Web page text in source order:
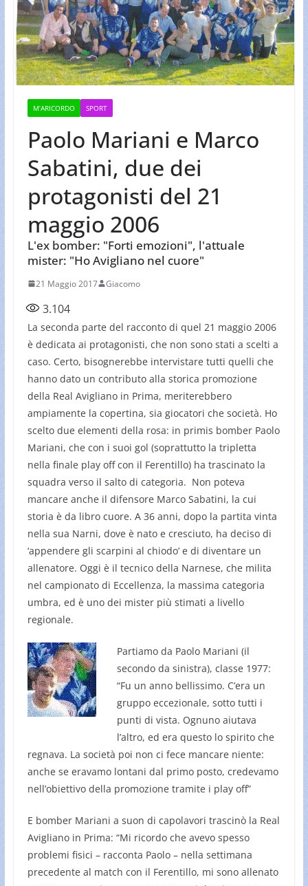
M’ARICORDO SPORT
Paolo Mariani e Marco
Sabatini, due dei
protagonisti del 21
maggio 2006
L'ex bomber: "Forti emozioni", l'attuale
mister: "Ho Avigliano nel cuore"
21 Maggio 2017 Giacomo
3.104
La seconda parte del racconto di quel 21 maggio 2006
è dedicata ai protagonisti, che non sono stati a scelti a
caso. Certo, bisognerebbe intervistare tutti quelli che
hanno dato un contributo alla storica promozione
della Real Avigliano in Prima, meriterebbero
ampiamente la copertina, sia giocatori che società. Ho
scelto due elementi della rosa: in primis bomber Paolo
Mariani, che con i suoi gol (soprattutto la tripletta
nella finale play off con il Ferentillo) ha trascinato la
squadra verso il salto di categoria. Non poteva
mancare anche il difensore Marco Sabatini, la cui
storia è da libro cuore. A 36 anni, dopo la partita vinta
nella sua Narni, dove è nato e cresciuto, ha deciso di
‘appendere gli scarpini al chiodo’ e di diventare un
allenatore. Oggi è il tecnico della Narnese, che milita
nel campionato di Eccellenza, la massima categoria
umbra, ed è uno dei mister più stimati a livello
regionale.
Partiamo da Paolo Mariani (il
secondo da sinistra), classe 1977:
“Fu un anno bellissimo. C’era un
gruppo eccezionale, sotto tutti i
punti di vista. Ognuno aiutava
l’altro, ed era questo lo spirito che
regnava. La società poi non ci fece mancare niente:
anche se eravamo lontani dal primo posto, credevamo
nell’obiettivo della promozione tramite i play off”
E bomber Mariani a suon di capolavori trascinò la Real
Avigliano in Prima: “Mi ricordo che avevo spesso
problemi fisici – racconta Paolo – nella settimana
precedente al match con il Ferentillo, mi sono allenato